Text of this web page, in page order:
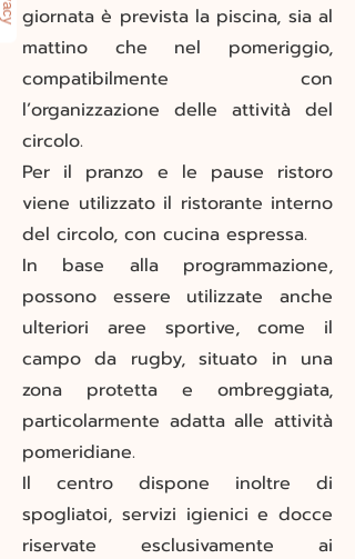
giornata è prevista la piscina, sia al
mattino che nel pomeriggio,
compatibilmente con
l’organizzazione delle attività del
circolo.
Per il pranzo e le pause ristoro
viene utilizzato il ristorante interno
del circolo, con cucina espressa.
In base alla programmazione,
possono essere utilizzate anche
ulteriori aree sportive, come il
campo da rugby, situato in una
zona protetta e ombreggiata,
particolarmente adatta alle attività
pomeridiane.
Il centro dispone inoltre di
spogliatoi, servizi igienici e docce
riservate esclusivamente ai